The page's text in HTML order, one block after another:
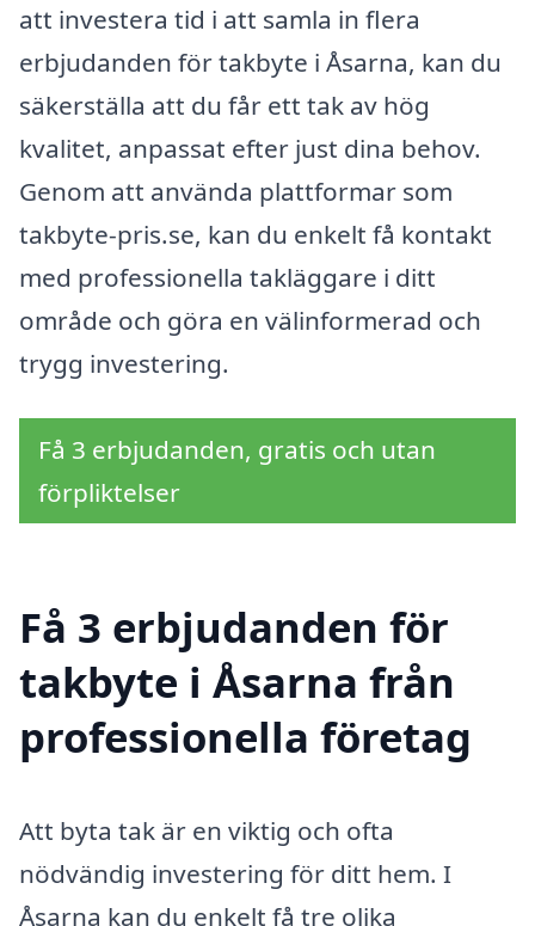
att investera tid i att samla in flera
erbjudanden för takbyte i Åsarna, kan du
säkerställa att du får ett tak av hög
kvalitet, anpassat efter just dina behov.
Genom att använda plattformar som
takbyte-pris.se, kan du enkelt få kontakt
med professionella takläggare i ditt
område och göra en välinformerad och
trygg investering.
Få 3 erbjudanden, gratis och utan
förpliktelser
Få 3 erbjudanden för
takbyte i Åsarna från
professionella företag
Att byta tak är en viktig och ofta
nödvändig investering för ditt hem. I
Åsarna kan du enkelt få tre olika